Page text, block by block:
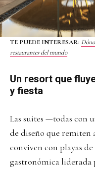
TE PUEDE INTERESAR:
restaurantes del mundo
Un resort que
y fiesta
Las suites —todas con
de diseño que
conviven con playas
gastronómica liderada